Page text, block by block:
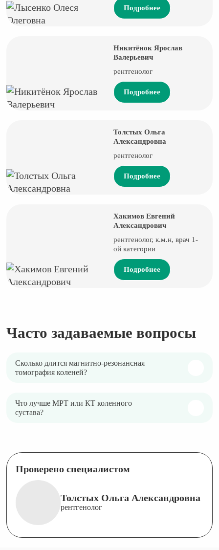
Подробнее
Никитёнок Ярослав
Валерьевич
рентгенолог
Подробнее
Толстых Ольга
Александровна
рентгенолог
Подробнее
Хакимов Евгений
Александрович
рентгенолог, к.м.н, врач 1-
ой категории
Подробнее
Часто задаваемые вопросы
Сколько длится магнитно-резонансная
томография коленей?
Что лучше МРТ или КТ коленного
сустава?
Проверено специалистом
Толстых Ольга Александровна
рентгенолог